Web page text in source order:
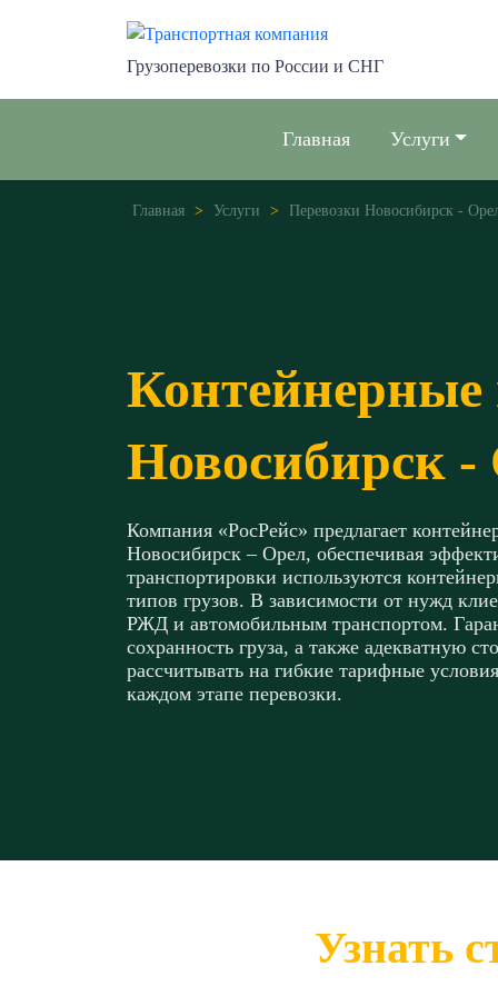
Грузоперевозки по России и СНГ
Главная Услуги
Главная > Услуги > Перевозки Новосибирск -
Контейнерные
Новосибирск -
Компания «РосРейс» предлагает
Новосибирск – Орел, обеспечивая
транспортировки используются
типов грузов. В зависимости от нужд
РЖД и автомобильным транспортом.
сохранность груза, а также адекватную
рассчитывать на гибкие тарифные
каждом этапе перевозки.
Узнать